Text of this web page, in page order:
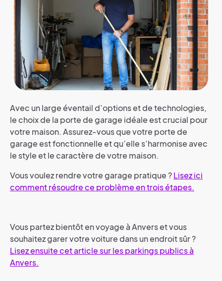
Avec un large éventail d’options et de technologies,
le choix de la porte de garage idéale est crucial pour
votre maison. Assurez-vous que votre porte de
garage est fonctionnelle et qu’elle s’harmonise avec
le style et le caractère de votre maison.
Vous voulez rendre votre garage pratique ?Lisez ici
comment résoudre ce problème en trois étapes.
Vous partez bientôt en voyage à Anvers et vous
souhaitez garer votre voiture dans un endroit sûr ?
Lisez ensuite cet article sur les parkings publics à
Anvers.